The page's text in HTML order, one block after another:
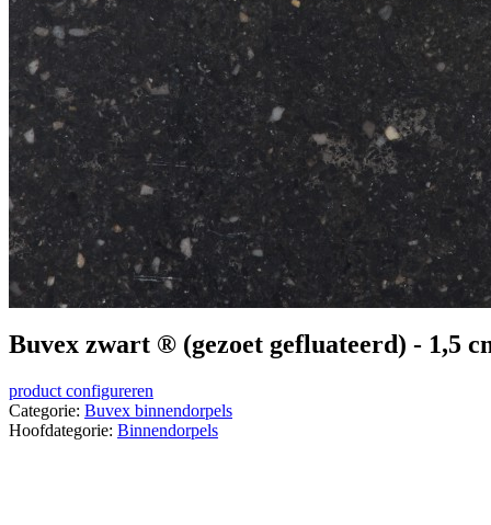
Buvex zwart ® (gezoet gefluateerd) - 1,5
product configureren
Categorie: Buvex binnendorpels
Hoofdategorie: Binnendorpels